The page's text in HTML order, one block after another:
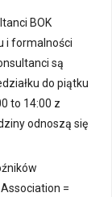
BOK
i formalności
są
do piątku
to 14:00 z
odnoszą się
=